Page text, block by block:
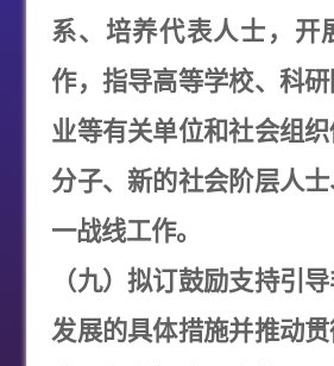
系、培养代表人士，开
作，指导高等学校、科
业等有关单位和社会组
分子、新的社会阶层人
一战线工作。
（九）拟订鼓励支持引
发展的具体措施并推动